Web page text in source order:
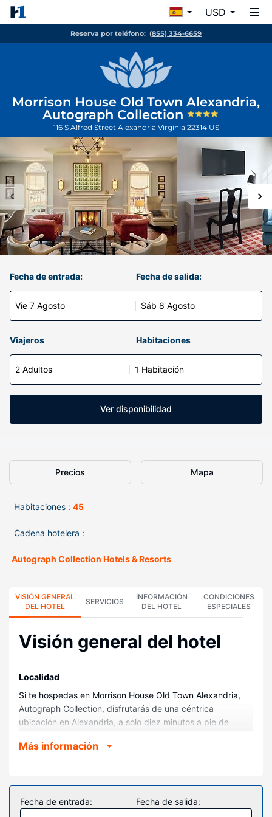
USD
Reserva por teléfono: (855) 334-6659
Morrison House Old Town Alexandria,
Autograph Collection
116 S Alfred Street Alexandria Virginia 22314 US
Fecha de entrada:
Vie 7 Agosto
Fecha de salida:
Sáb 8 Agosto
Viajeros Habitaciones
2 Adultos 1 Habitación
Ver disponibilidad
Precios Mapa
Habitaciones : 45
Cadena hotelera :
Autograph Collection Hotels & Resorts
VISIÓN GENERAL
DEL HOTEL
SERVICIOS
INFORMACIÓN
DEL HOTEL
CONDICIONES
ESPECIALES
Visión general del hotel
Localidad
Si te hospedas en Morrison House Old Town Alexandria,
Autograph Collection, disfrutarás de una céntrica
ubicación en Alexandria, a solo diez minutos a pie de
este hotel boutique se encuentra a 0,9 km de Torpedo
Te sentirás como en tu propia casa en cualquiera de las 45
Más información
Fecha de entrada: Fecha de salida: